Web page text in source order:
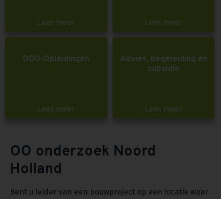
Lees meer Lees meer
OOO-Opleidingen
Lees meer
Advies, begeleiding en
subsidie
Lees meer
OO onderzoek Noord
Holland
Bent u leider van een bouwproject op een locatie waar